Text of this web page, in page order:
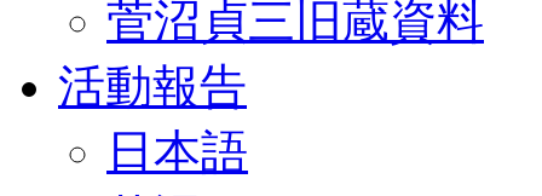
菅沼貞三旧蔵資料
活動報告
日本語